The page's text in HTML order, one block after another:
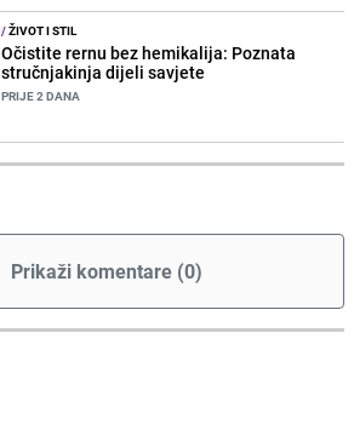
/ŽIVOT I STIL
Očistite rernu bez hemikalija: Poznata
stručnjakinja dijeli savjete
PRIJE 2 DANA
Prikaži komentare (0)